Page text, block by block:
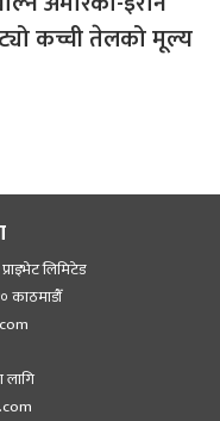
कच्ची तेलको मूल्य
लिमिटेड
काठमाडौँ
लागि